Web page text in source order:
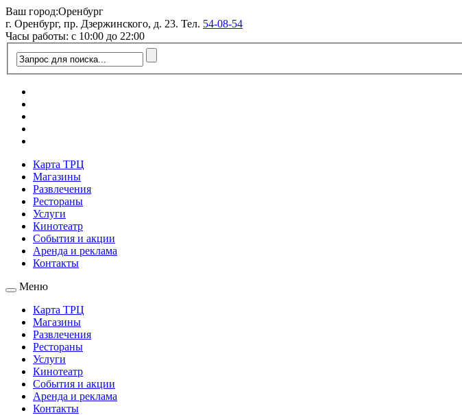
Ваш город:Оренбург
г. Оренбург, пр. Дзержинского, д. 23. Тел. 54-08-54
Часы работы: с 10:00 до 22:00
Карта ТРЦ
Магазины
Развлечения
Рестораны
Услуги
Кинотеатр
События и акции
Аренда и реклама
Контакты
Меню
Карта ТРЦ
Магазины
Развлечения
Рестораны
Услуги
Кинотеатр
События и акции
Аренда и реклама
Контакты